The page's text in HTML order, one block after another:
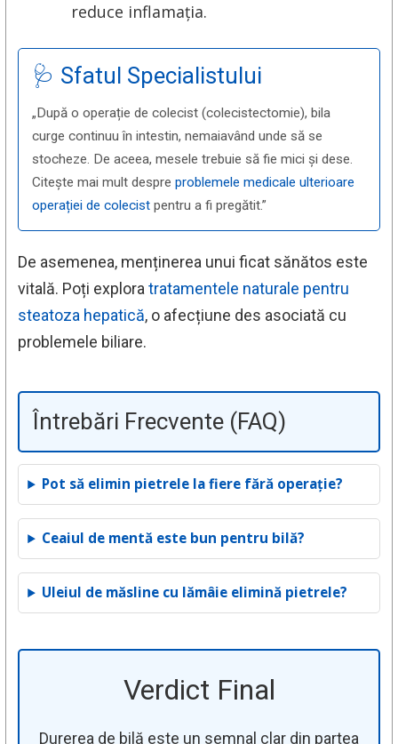
reduce inflamația.
🩺 Sfatul Specialistului
„După o operație de colecist (colecistectomie), bila
curge continuu în intestin, nemaiavând unde să se
stocheze. De aceea, mesele trebuie să fie mici și dese.
Citește mai mult despreproblemele medicale ulterioare
operației de colecist pentru a fi pregătit.”
De asemenea, menținerea unui ficat sănătos este
vitală. Poți exploratratamentele naturale pentru
steatoza hepatică, o afecțiune des asociată cu
problemele biliare.
Întrebări Frecvente (FAQ)
Pot să elimin pietrele la fiere fără operație?
Ceaiul de mentă este bun pentru bilă?
Uleiul de măsline cu lămâie elimină pietrele?
Verdict Final
Durerea de bilă este un semnal clar din partea